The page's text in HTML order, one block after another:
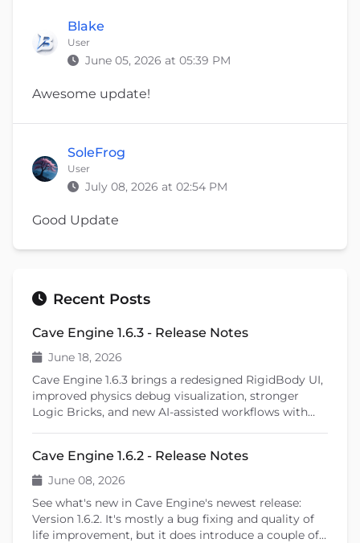
Blake
User
June 05, 2026 at 05:39 PM
Awesome update!
SoleFrog
User
July 08, 2026 at 02:54 PM
Good Update
Recent Posts
Cave Engine 1.6.3 - Release Notes
June 18, 2026
Cave Engine 1.6.3 brings a redesigned RigidBody UI,
improved physics debug visualization, stronger
Logic Bricks, and new AI-assisted workflows with
learning tools, and previews upcoming features like
shader editing and ragdoll physics.
Cave Engine 1.6.2 - Release Notes
June 08, 2026
See what's new in Cave Engine's newest release:
Version 1.6.2. It's mostly a bug fixing and quality of
life improvement, but it does introduce a couple of